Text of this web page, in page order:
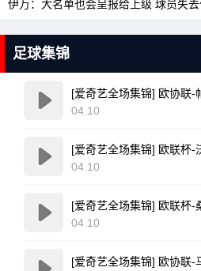
足球集锦
04.10
04.10
04.10